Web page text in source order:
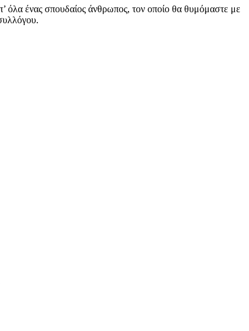
όλα ένας σπουδαίος άνθρωπος, τον οποίο θα θυμόμαστε με